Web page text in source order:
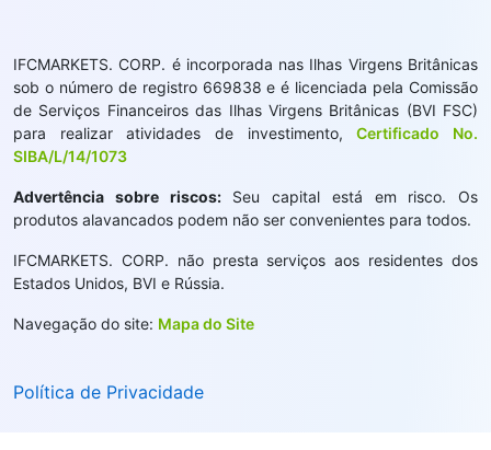
IFCMARKETS. CORP. é incorporada nas Ilhas Virgens Britânicas
sob o número de registro 669838 e é licenciada pela Comissão
de Serviços Financeiros das Ilhas Virgens Britânicas (BVI FSC)
para realizar atividades de investimento,Certificado No.
SIBA/L/14/1073
Advertência sobre riscos:Seu capital está em risco. Os
produtos alavancados podem não ser convenientes para todos.
IFCMARKETS. CORP. não presta serviços aos residentes dos
Estados Unidos, BVI e Rússia.
Navegação do site: Mapa do Site
Política de Privacidade